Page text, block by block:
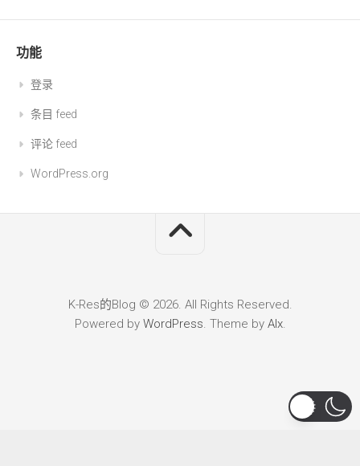
功能
登录
条目 feed
评论 feed
WordPress.org
K-Res的Blog © 2026. All Rights Reserved.
Powered by WordPress. Theme by Alx.